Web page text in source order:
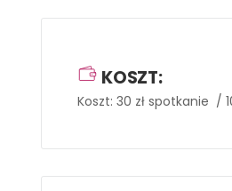
KOSZT:
Koszt: 30 zł spotkanie /